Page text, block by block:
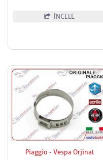
İNCELE
Piaggio - Vespa Orjinal